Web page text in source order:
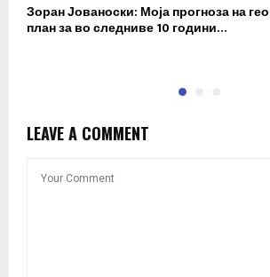
Зоран Јованоски: Моја прогноза на
план за во следниве 10 години…
LEAVE A COMMENT